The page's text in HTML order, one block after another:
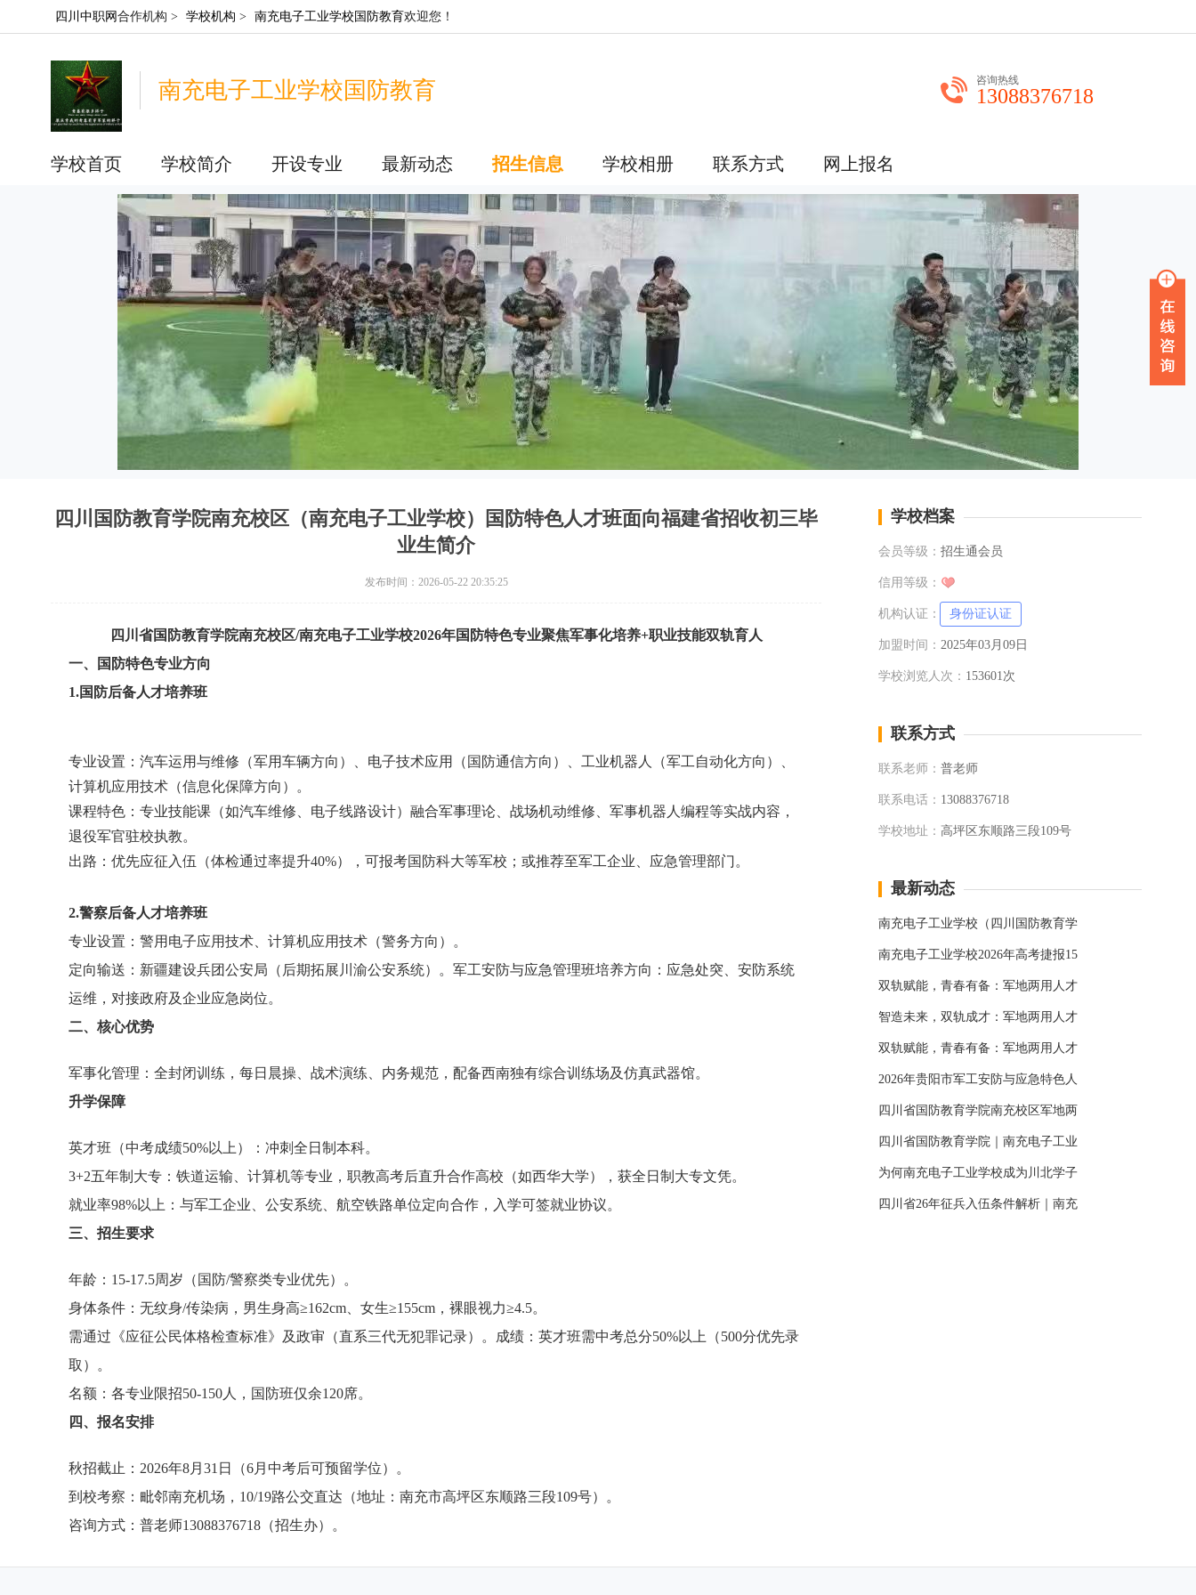
四川中职网 合作机构 > 学校机构 > 南充电子工业学校国防教育欢迎您！
南充电子工业学校国防教育 咨询热线
13088376718
学校首页 学校简介 开设专业 最新动态 招生信息 学校相册 联系方式 网上报名
四川国防教育学院南充校区（南充电子工业学校）国防特色人才班面向福建省招收初三毕
业生简介
发布时间：2026-05-22 20:35:25
四川省国防教育学院南充校区/南充电子工业学校2026年国防特色专业聚焦军事化培养+职业技能双轨育人
一、国防特色专业方向
1.国防后备人才培养班
专业设置：汽车运用与维修（军用车辆方向）、电子技术应用（国防通信方向）、工业机器人（军工自动化方向）、
计算机应用技术（信息化保障方向）。
课程特色：专业技能课（如汽车维修、电子线路设计）融合军事理论、战场机动维修、军事机器人编程等实战内容，
退役军官驻校执教。
出路： 优先应征入伍（体检通过率提升40%），可报考国防科大等军校；或推荐至军工企业、应急管理部门。
2.警察后备人才培养班
专业设置：警用电子应用技术、计算机应用技术（警务方向）。
定向输送：新疆建设兵团公安局（后期拓展川渝公安系统）。军工安防与应急管理班培养方向：应急处突、安防系统
运维，对接政府及企业应急岗位。
二、核心优势
军事化管理：全封闭训练，每日晨操、战术演练、内务规范，配备西南独有综合训练场及仿真武器馆。
升学保障
英才班（中考成绩50%以上）：冲刺全日制本科。
3+2五年制大专：铁道运输、计算机等专业，职教高考后直升合作高校（如西华大学），获全日制大专文凭。
就业率98%以上：与军工企业、公安系统、航空铁路单位定向合作，入学可签就业协议。
三、招生要求
年龄：15-17.5周岁（国防/警察类专业优先）。
身体条件：无纹身/传染病，男生身高≥162cm、女生≥155cm，裸眼视力≥4.5。
需通过《应征公民体格检查标准》及政审（直系三代无犯罪记录）。成绩：英才班需中考总分50%以上（500分优先录
取）。
名额：各专业限招50-150人，国防班仅余120席。
四、报名安排
秋招截止：2026年8月31日（6月中考后可预留学位）。
到校考察：毗邻南充机场，10/19路公交直达（地址：南充市高坪区东顺路三段109号）。
咨询方式：普老师13088376718（招生办）。
学校档案
会员等级： 招生通会员
信用等级：
机构认证： 身份证认证
加盟时间： 2025年03月09日
学校浏览人次： 153601次
联系方式
联系老师： 普老师
联系电话： 13088376718
学校地址： 高坪区东顺路三段109号
最新动态
南充电子工业学校（四川国防教育学
南充电子工业学校2026年高考捷报15
双轨赋能，青春有备：军地两用人才
智造未来，双轨成才：军地两用人才
双轨赋能，青春有备：军地两用人才
2026年贵阳市军工安防与应急特色人
四川省国防教育学院南充校区军地两
四川省国防教育学院｜南充电子工业
为何南充电子工业学校成为川北学子
四川省26年征兵入伍条件解析｜南充